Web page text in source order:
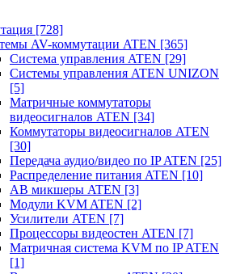
[728]
AV-коммутации ATEN [365]
Система управления ATEN [29]
Системы управления ATEN UNIZON
[5]
Матричные коммутаторы
видеосигналов ATEN [34]
Коммутаторы видеосигналов ATEN
[30]
Передача аудио/видео по IP ATEN [25]
Распределение питания ATEN [10]
АВ микшеры ATEN [3]
Модули KVM ATEN [2]
Усилители ATEN [7]
Процессоры видеостен ATEN [7]
Матричная система KVM по IP ATEN
[1]